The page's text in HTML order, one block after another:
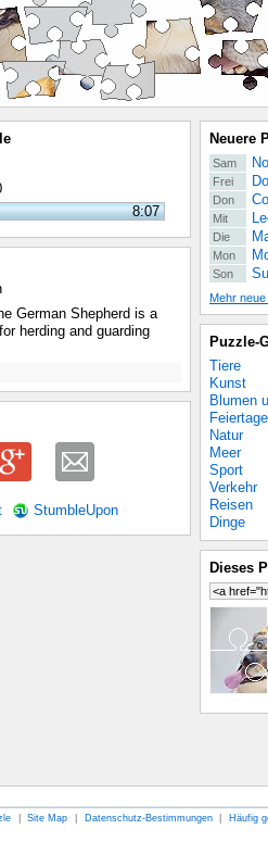
8:07
German Shepherd is a
herding and guarding
StumbleUpon
Neuere
Sam
Frei
Don
Mit
Die
Mon
Son
Mehr
Puzzle-
Tiere
Kunst
Blumen
Feiertage
Natur
Meer
Sport
Verkehr
Reisen
Dinge
Dieses
| Site Map | Datenschutz-Bestimmungen | Häufig